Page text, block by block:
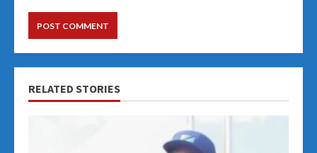
RELATED STORIES